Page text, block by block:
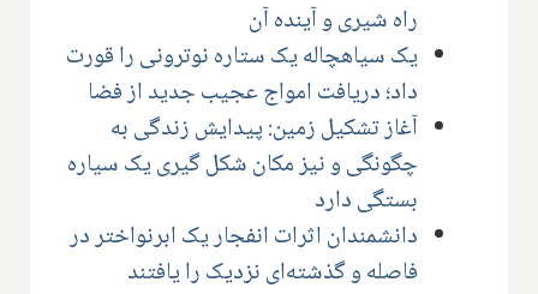
راه شیری و آینده آن
یک سیاهچاله یک ستاره نوترونی را قورت
داد؛ دریافت امواج عجیب جدید از فضا
آغاز تشکیل زمین: پیدایش زندگی به
چگونگی و نیز مکان شکل گیری یک سیاره
بستگی دارد
دانشمندان اثرات انفجار یک ابرنواختر در
فاصله و گذشته‌ای نزدیک را یافتند